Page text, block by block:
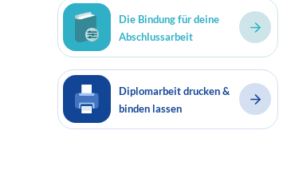
Die Bindung für deine
Abschlussarbeit
Diplomarbeit drucken &
binden lassen